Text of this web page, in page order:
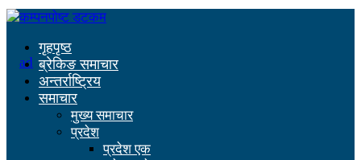
गृहपृष्ठ
ब्रेकिङ समाचार
अन्तर्राष्ट्रिय
समाचार
मुख्य समाचार
प्रदेश
प्रदेश एक